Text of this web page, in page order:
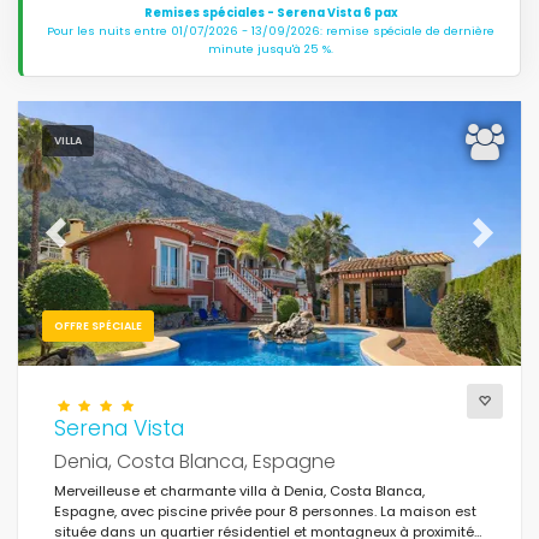
Remises spéciales - Serena Vista 6 pax
Pour les nuits entre 01/07/2026 - 13/09/2026: remise spéciale de dernière
minute jusqu'à 25 %.
VILLA
OFFRE SPÉCIALE
Previous Next
Serena Vista
Denia, Costa Blanca, Espagne
Merveilleuse et charmante villa à Denia, Costa Blanca,
Espagne, avec piscine privée pour 8 personnes. La maison est
située dans un quartier résidentiel et montagneux à proximité